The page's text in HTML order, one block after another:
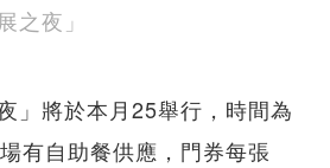
之夜」
」將於本月25舉行，時間為
有自助餐供應，門券每張